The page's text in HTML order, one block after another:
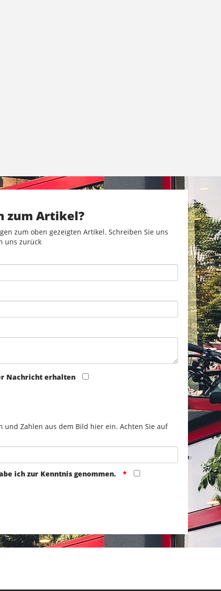
zum Artikel?
zum oben gezeigten Artikel. Schreiben Sie uns
uns zurück
Nachricht erhalten
und Zahlen aus dem Bild hier ein. Achten Sie auf
ich zur Kenntnis genommen.